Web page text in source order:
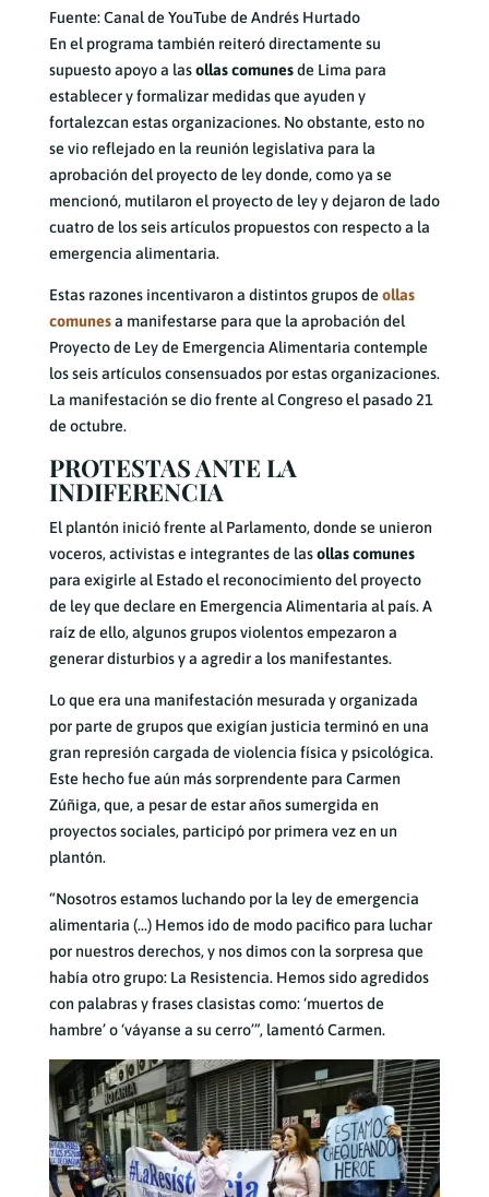
Fuente: Canal de YouTube de Andrés Hurtado
En el programa también reiteró directamente su
supuesto apoyo a lasollas comunesde Lima para
establecer y formalizar medidas que ayuden y
fortalezcan estas organizaciones. No obstante, esto no
se vio reflejado en la reunión legislativa para la
aprobación del proyecto de ley donde, como ya se
mencionó, mutilaron el proyecto de ley y dejaron de lado
cuatro de los seis artículos propuestos con respecto a la
emergencia alimentaria.
Estas razones incentivaron a distintos grupos de ollas
comunesa manifestarse para que la aprobación del
Proyecto de Ley de Emergencia Alimentaria contemple
los seis artículos consensuados por estas organizaciones.
La manifestación se dio frente al Congreso el pasado 21
de octubre.
PROTESTAS ANTE LA
INDIFERENCIA
El plantón inició frente al Parlamento, donde se unieron
voceros, activistas e integrantes de lasollas comunes
para exigirle al Estado el reconocimiento del proyecto
de ley que declare en Emergencia Alimentaria al país. A
raíz de ello, algunos grupos violentos empezaron a
generar disturbios y a agredir a los manifestantes.
Lo que era una manifestación mesurada y organizada
por parte de grupos que exigían justicia terminó en una
gran represión cargada de violencia física y psicológica.
Este hecho fue aún más sorprendente para Carmen
Zúñiga, que, a pesar de estar años sumergida en
proyectos sociales, participó por primera vez en un
plantón.
“Nosotros estamos luchando por la ley de emergencia
alimentaria (…) Hemos ido de modo pacifico para luchar
por nuestros derechos, y nos dimos con la sorpresa que
había otro grupo: La Resistencia. Hemos sido agredidos
con palabras y frases clasistas como: ‘muertos de
hambre’ o ‘váyanse a su cerro’”, lamentó Carmen.